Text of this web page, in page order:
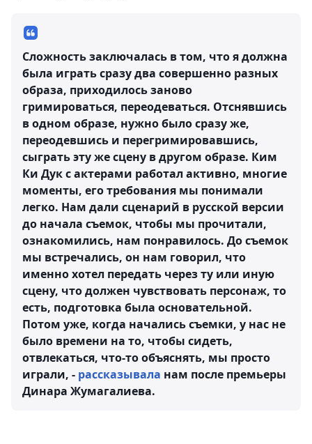
Сложность заключалась в том, что я должна
была играть сразу два совершенно разных
образа, приходилось заново
гримироваться, переодеваться. Отснявшись
в одном образе, нужно было сразу же,
переодевшись и перегримировавшись,
сыграть эту же сцену в другом образе. Ким
Ки Дук с актерами работал активно, многие
моменты, его требования мы понимали
легко. Нам дали сценарий в русской версии
до начала съемок, чтобы мы прочитали,
ознакомились, нам понравилось. До съемок
мы встречались, он нам говорил, что
именно хотел передать через ту или иную
сцену, что должен чувствовать персонаж, то
есть, подготовка была основательной.
Потом уже, когда начались съемки, у нас не
было времени на то, чтобы сидеть,
отвлекаться, что-то объяснять, мы просто
играли, - рассказывала нам после премьеры
Динара Жумагалиева.